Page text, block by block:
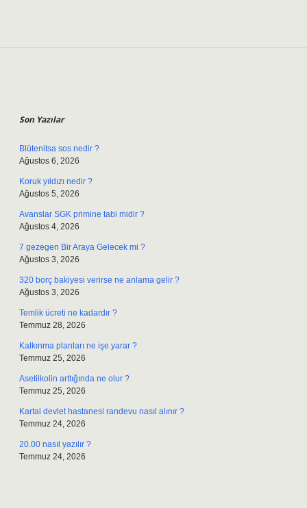
Son Yazılar
Blütenitsa sos nedir ?
Ağustos 6, 2026
Koruk yıldızı nedir ?
Ağustos 5, 2026
Avanslar SGK primine tabi midir ?
Ağustos 4, 2026
7 gezegen Bir Araya Gelecek mi ?
Ağustos 3, 2026
320 borç bakiyesi verirse ne anlama gelir ?
Ağustos 3, 2026
Temlik ücreti ne kadardır ?
Temmuz 28, 2026
Kalkınma planları ne işe yarar ?
Temmuz 25, 2026
Asetilkolin arttığında ne olur ?
Temmuz 25, 2026
Kartal devlet hastanesi randevu nasıl alınır ?
Temmuz 24, 2026
20.00 nasıl yazılır ?
Temmuz 24, 2026